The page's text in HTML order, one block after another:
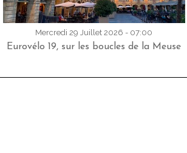
Mercredi 29 Juillet 2026 - 07:00
Eurovélo 19, sur les boucles de la Meuse